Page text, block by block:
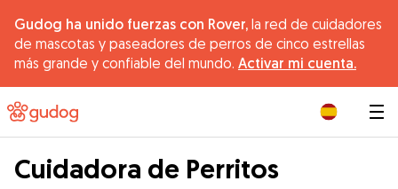
Gudog ha unido fuerzas con Rover, la red de cuidadores
de mascotas y paseadores de perros de cinco estrellas
más grande y confiable del mundo. Activar mi cuenta.
Cuidadora de Perritos